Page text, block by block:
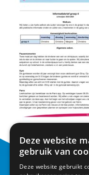
Deze website
gebruik van
Deze website gebruikt